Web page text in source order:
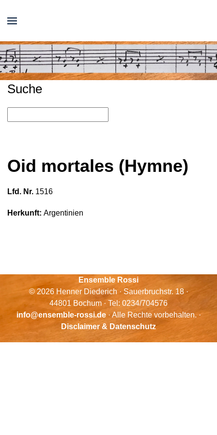
Suche
Oid mortales (Hymne)
Lfd. Nr. 1516
Herkunft: Argentinien
Ensemble Rossi
© 2026 Henner Diederich · Sauerbruchstr. 18 ·
44801 Bochum · Tel: 0234/704576
info@ensemble-rossi.de· Alle Rechte vorbehalten. ·
Disclaimer & Datenschutz